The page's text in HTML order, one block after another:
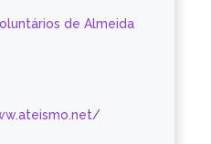
de Almeida